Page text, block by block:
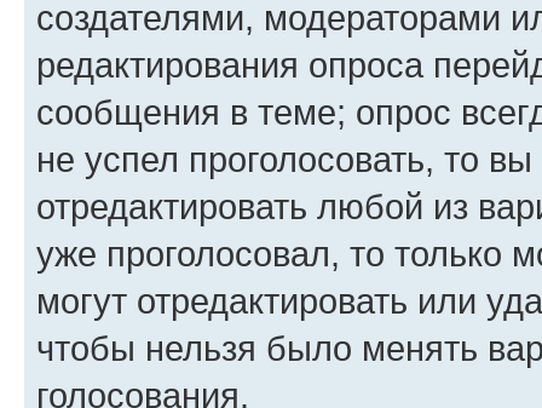
создателями, модераторами
редактирования опроса
сообщения в теме; опрос
не успел проголосовать, то
отредактировать любой из
уже проголосовал, то только
могут отредактировать или
чтобы нельзя было менять
голосования.